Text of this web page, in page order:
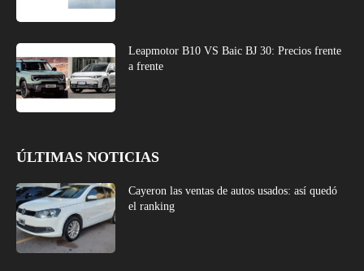
Leapmotor B10 VS Baic BJ 30: Precios frente
a frente
ÚLTIMAS NOTICIAS
Cayeron las ventas de autos usados: así quedó
el ranking